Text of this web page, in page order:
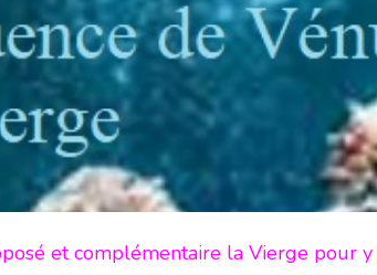
et complémentaire la Vierge pour